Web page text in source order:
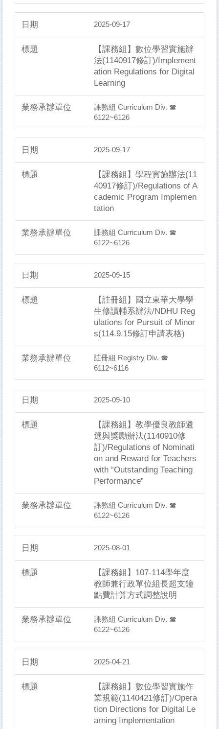
2025-09-17
【課務組】數位學習實施辦
法(1140917修訂)/Implement
ation Regulations for Digital
Learning
課務組 Curriculum Div. ☎
6122~6126
2025-09-17
【課務組】學程實施辦法(11
40917修訂)/Regulations of A
cademic Program Implemen
tation
課務組 Curriculum Div. ☎
6122~6126
2025-09-15
【註冊組】國立東華大學學
生修讀輔系辦法/NDHU Reg
ulations for Pursuit of Minor
s(114.9.15修訂申請表格)
註冊組 Registry Div. ☎
6112~6116
2025-09-10
【課務組】教學優良教師遴
選與獎勵辦法(1140910修
訂)/Regulations of Nominati
on and Reward for Teachers
with “Outstanding Teaching
Performance”
課務組 Curriculum Div. ☎
6122~6126
2025-08-01
【課務組】107-114學年度
教師兼行政單位組長超支鐘
點費計算方式調整說明
課務組 Curriculum Div. ☎
6122~6126
2025-04-21
【課務組】數位學習實施作
業規範(1140421修訂)/Opera
tion Directions for Digital Le
arning Implementation